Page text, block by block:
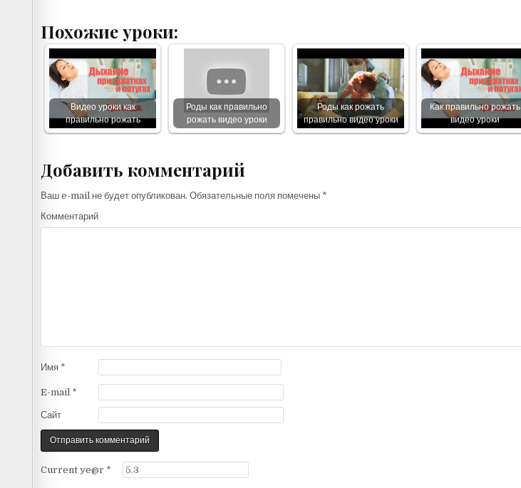
Похожие уроки:
Видео уроки как
правильно рожать
Роды как правильно
рожать видео уроки
Роды как рожать
правильно видео уроки
Как правильно рожать
видео уроки
Добавить комментарий
Ваш e-mail не будет опубликован. Обязательные поля помечены *
Комментарий
Имя *
E-mail *
Сайт
Current ye@r *